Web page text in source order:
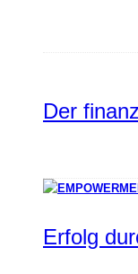
Der
Erfolg